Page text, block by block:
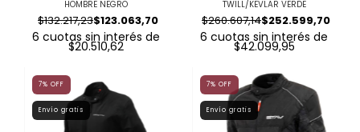
HOMBRE NEGRO
$123.063,70
$132.217,23
6 cuotas sin interés de
$20.510,62
TWILL/KEVLAR VERDE
$252.599,70
$260.607,14
6 cuotas sin interés de
$42.099,95
7% OFF
Envío gratis
7% OFF
Envío gratis